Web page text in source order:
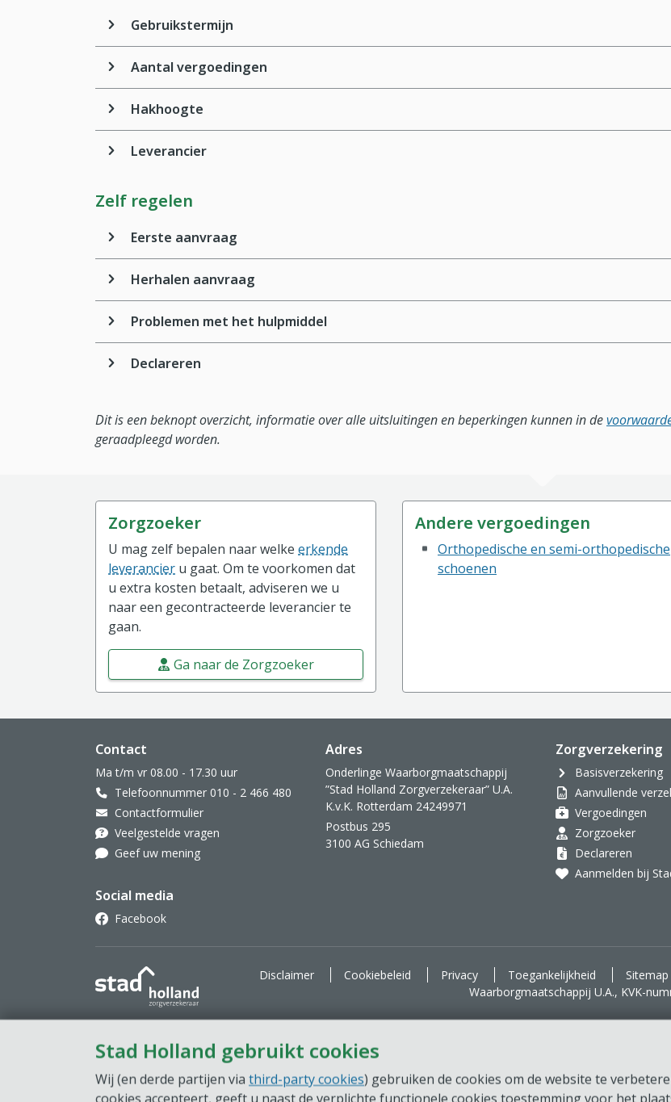
Stad Holland gebruikt cookies
Wij (en derde partijen via third-party cookies) gebruiken de cookies om de website te
Gebruikstermijn
Aantal vergoedingen
Hakhoogte
Leverancier
Zelf regelen
Eerste aanvraag
Herhalen aanvraag
Problemen met het hulpmiddel
Declareren
Dit is een beknopt overzicht, informatie over alle uitsluitingen en beperkingen kunnen in de
geraadpleegd worden.
Zorgzoeker
U mag zelf bepalen naar welke erkende
leverancier u gaat. Om te voorkomen dat
u extra kosten betaalt, adviseren we u
naar een gecontracteerde leverancier te
gaan.
Ga naar de Zorgzoeker
Andere vergoedingen
Orthopedische en semi-orthopedische
schoenen
Website footer
Contact
Ma t/m vr 08.00 - 17.30 uur
Telefoonnummer 010 - 2 466 480
Contactformulier
Veelgestelde vragen
Geef uw mening
Social media
Facebook
Adres
Onderlinge Waarborgmaatschappij
”Stad Holland Zorgverzekeraar” U.A.
K.v.K. Rotterdam 24249971
Postbus 295
3100 AG Schiedam
Zorgverzekering
Basisverzekering
Aanvullende
Vergoedingen
Zorgzoeker
Declareren
Aanmelden bij
Stad Holland Zorgverzekeraar
Disclaimer Cookiebeleid Privacy Toegankelijkheid Sitemap
Waarborgmaatschappij U.A., KVK-